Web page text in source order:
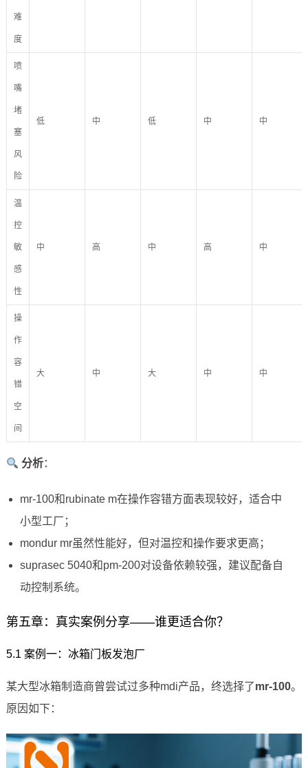
难
度
喷
嘴
堵
塞
风
险
低 中 低 中 中
温
控
敏
感
性
中 高 中 高 中
操
作
容
错
空
间
大 中 大 中 中
分析：
mr-100和rubinate m在操作容错方面表现较好，适合中
小型工厂；
mondur mr虽然性能好，但对温控和操作要求更高；
suprasec 5040和pm-200对设备依赖较强，建议配备自
动控制系统。
第五章：真实案例分享——谁更适合你？
5.1 案例一：冰箱门板发泡厂
某大型冰箱制造商曾尝试过多种mdi产品，终选择了mr-100。
原因如下：